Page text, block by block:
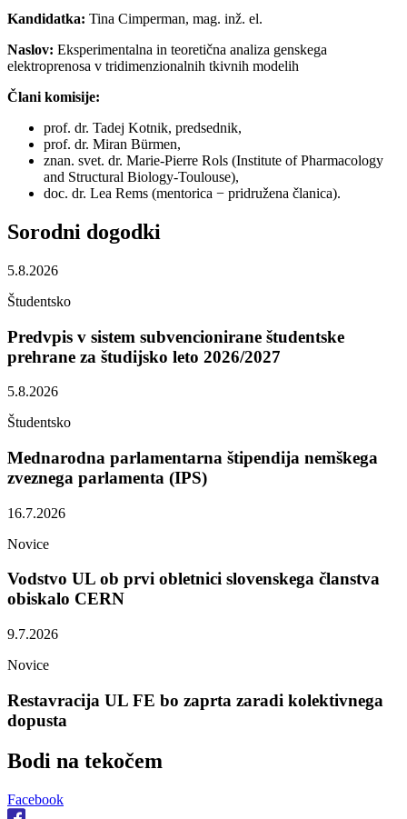
Kandidatka: Tina Cimperman, mag. inž. el.
Naslov: Eksperimentalna in teoretična analiza genskega
elektroprenosa v tridimenzionalnih tkivnih modelih
Člani komisije:
prof. dr. Tadej Kotnik, predsednik,
prof. dr. Miran Bürmen,
znan. svet. dr. Marie-Pierre Rols (Institute of Pharmacology
and Structural Biology-Toulouse),
doc. dr. Lea Rems (mentorica − pridružena članica).
Sorodni dogodki
5.8.2026
Študentsko
Predvpis v sistem subvencionirane študentske
prehrane za študijsko leto 2026/2027
5.8.2026
Študentsko
Mednarodna parlamentarna štipendija nemškega
zveznega parlamenta (IPS)
16.7.2026
Novice
Vodstvo UL ob prvi obletnici slovenskega članstva
obiskalo CERN
9.7.2026
Novice
Restavracija UL FE bo zaprta zaradi kolektivnega
dopusta
Bodi na tekočem
Facebook